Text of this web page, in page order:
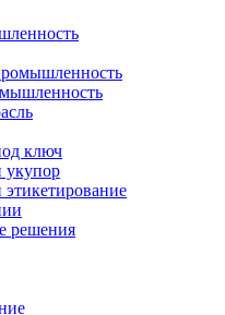
ключ
укупор
решения